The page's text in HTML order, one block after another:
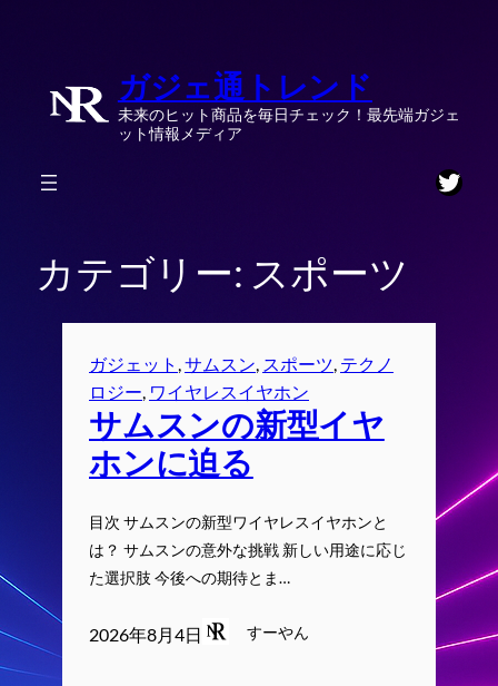
ガジェ通トレンド
未来のヒット商品を毎日チェック！最先端ガジェ
ット情報メディア
カテゴリー: スポーツ
ガジェット サムスン スポーツ テクノ
ロジー ワイヤレスイヤホン
サムスンの新型イヤ
ホンに迫る
目次 サムスンの新型ワイヤレスイヤホンと
は？ サムスンの意外な挑戦 新しい用途に応じ
た選択肢 今後への期待とま…
2026年8月4日 すーやん